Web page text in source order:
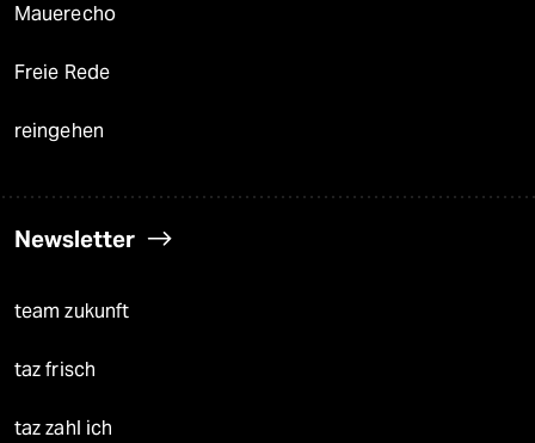
Mauerecho
Freie Rede
reingehen
Newsletter
team zukunft
taz frisch
taz zahl ich